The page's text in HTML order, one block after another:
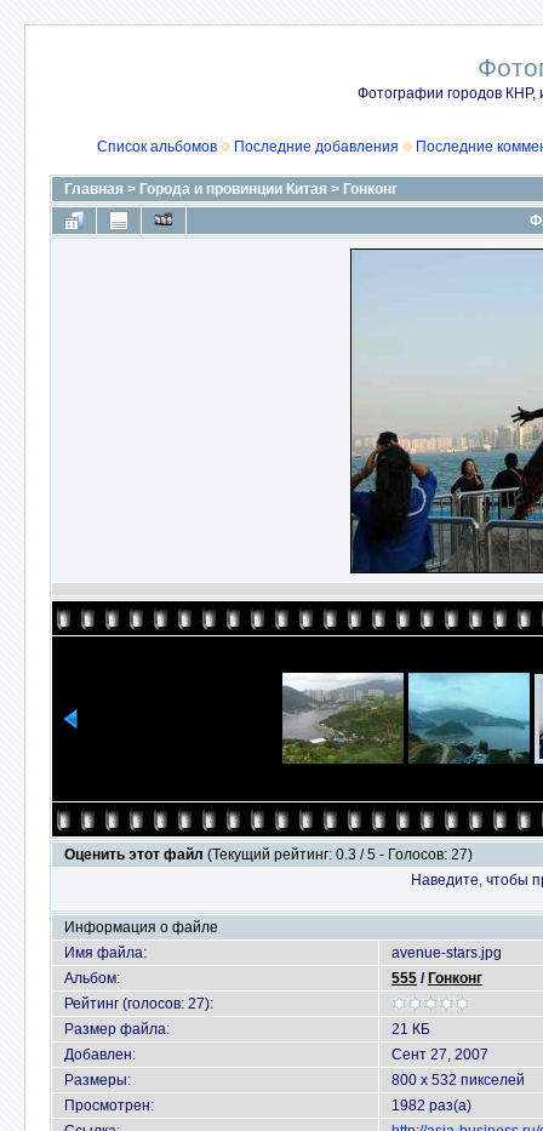
Фотографии городов КНР,
Список альбомов Последние добавления Последние
Главная > Города и провинции Китая > Гонконг
Оценить этот файл (Текущий рейтинг: 0.3 / 5 - Голосов: 27)
Наведите, чтобы
Информация о файле
Имя файла:
avenue-stars.jpg
Альбом:
555 / Гонконг
Рейтинг (голосов: 27):
Размер файла:
21 КБ
Добавлен:
Сент 27, 2007
Размеры:
800 x 532 пикселей
Просмотрен:
1982 раз(а)